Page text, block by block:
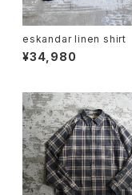
eskandar linen shirt
¥34,980